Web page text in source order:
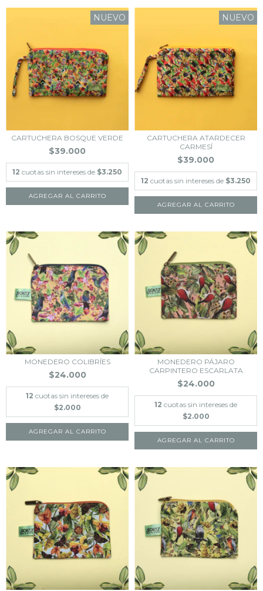
NUEVO
CARTUCHERA BOSQUE VERDE
$39.000
12 cuotas sin intereses de $3.250
NUEVO
CARTUCHERA ATARDECER
CARMESÍ
$39.000
12 cuotas sin intereses de $3.250
MONEDERO COLIBRÍES
$24.000
12 cuotas sin intereses de
$2.000
MONEDERO PÁJARO
CARPINTERO ESCARLATA
$24.000
12 cuotas sin intereses de
$2.000